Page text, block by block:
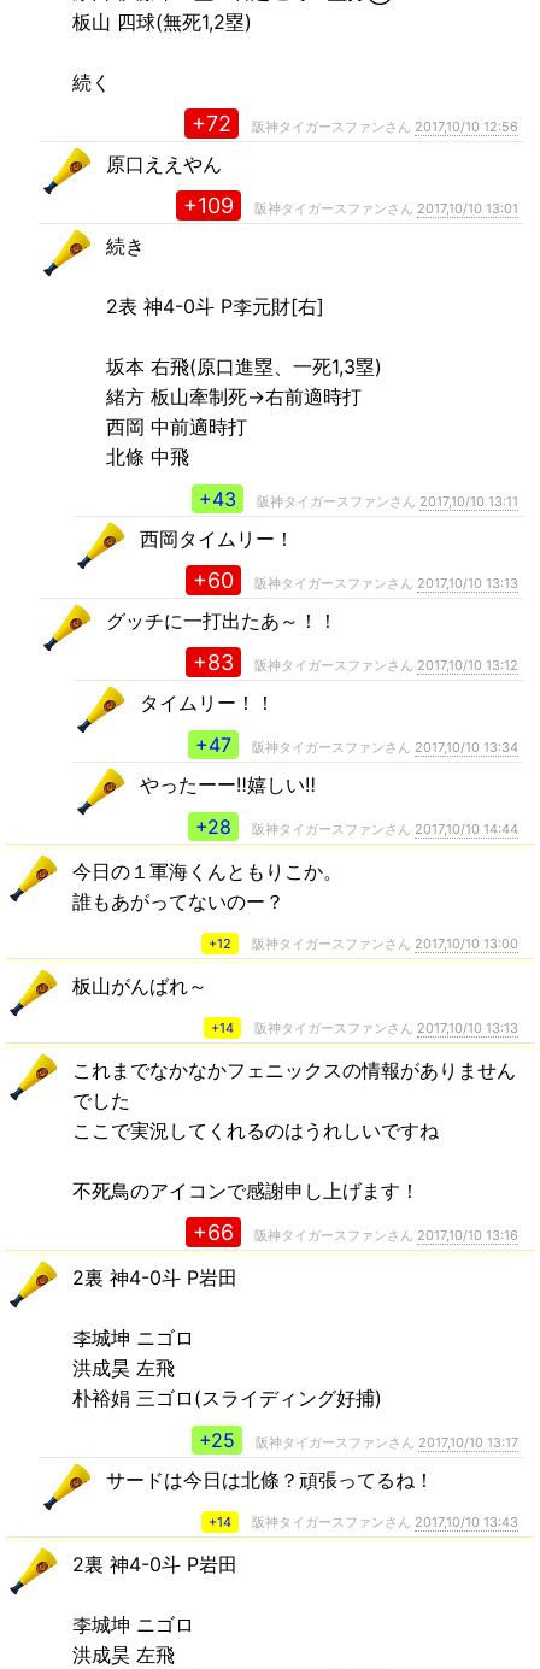
板山 四球(無死1,2塁)
続く
+72 阪神タイガースファンさん 2017,10/10 12:56
原口ええやん
+109 阪神タイガースファンさん 2017,10/10 13:01
続き
2表 神4-0斗 P李元財[右]
坂本 右飛(原口進塁、一死1,3塁)
緒方 板山牽制死→右前適時打
西岡 中前適時打
北條 中飛
+43
阪神タイガースファンさん 2017,10/10 13:11
西岡タイムリー！
+60 阪神タイガースファンさん 2017,10/10 13:13
グッチに一打出たあ～！！
+83 阪神タイガースファンさん 2017,10/10 13:12
タイムリー！！
+47
阪神タイガースファンさん 2017,10/10 13:34
やったーー‼️嬉しい‼️
+28
阪神タイガースファンさん 2017,10/10 14:44
今日の１軍海くんともりこか。
誰もあがってないのー？
+12 阪神タイガースファンさん 2017,10/10 13:00
板山がんばれ～
+14 阪神タイガースファンさん 2017,10/10 13:13
これまでなかなかフェニックスの情報がありません
でした
ここで実況してくれるのはうれしいですね
不死鳥のアイコンで感謝申し上げます！
+66 阪神タイガースファンさん 2017,10/10 13:16
2裏 神4-0斗 P岩田
李城坤 ニゴロ
洪成昊 左飛
朴裕娟 三ゴロ(スライディング好捕)
+25
阪神タイガースファンさん 2017,10/10 13:17
サードは今日は北條？頑張ってるね！
+14 阪神タイガースファンさん 2017,10/10 13:43
2裏 神4-0斗 P岩田
李城坤 ニゴロ
洪成昊 左飛